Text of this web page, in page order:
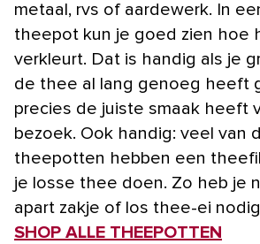
metaal, rvs of aardewerk. In
theepot kun je goed zien hoe
verkleurt. Dat is handig als je
de thee al lang genoeg heeft
precies de juiste smaak heeft
bezoek. Ook handig: veel van
theepotten hebben een
je losse thee doen. Zo heb je
apart zakje of los thee-ei
SHOP ALLE THEEPOTTEN